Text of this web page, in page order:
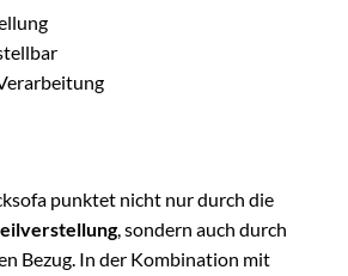
punktet nicht nur durch die
, sondern auch durch
Bezug. In der Kombination mit